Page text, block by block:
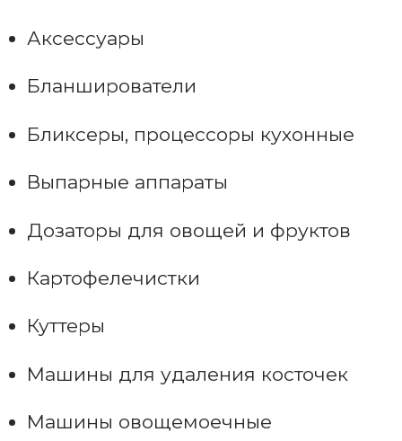
Аксессуары
Бланширователи
Бликсеры, процессоры кухонные
Выпарные аппараты
Дозаторы для овощей и фруктов
Картофелечистки
Куттеры
Машины для удаления косточек
Машины овощемоечные